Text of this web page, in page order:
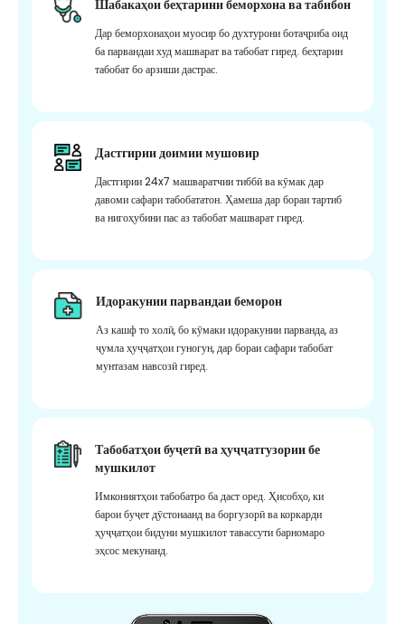
Шабакаҳои беҳтарини беморхона ва табибон
Дар беморхонаҳои муосир бо духтурони ботаҷриба оид
ба парвандаи худ машварат ва табобат гиред. беҳтарин
табобат бо арзиши дастрас.
Дастгирии доимии мушовир
Дастгирии 24x7 машваратчии тиббӣ ва кӯмак дар
давоми сафари табобататон. Ҳамеша дар бораи тартиб
ва нигоҳубини пас аз табобат машварат гиред.
Идоракунии парвандаи беморон
Аз кашф то холӣ, бо кӯмаки идоракунии парванда, аз
ҷумла ҳуҷҷатҳои гуногун, дар бораи сафари табобат
мунтазам навсозӣ гиред.
Табобатҳои буҷетӣ ва ҳуҷҷатгузории бе
мушкилот
Имкониятҳои табобатро ба даст оред. Ҳисобҳо, ки
барои буҷет дӯстонаанд ва боргузорӣ ва коркарди
ҳуҷҷатҳои бидуни мушкилот тавассути барномаро
эҳсос мекунанд.